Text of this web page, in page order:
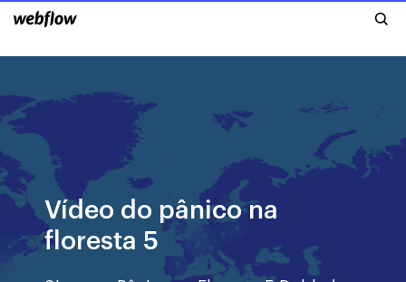
Vídeo do pânico na
floresta 5